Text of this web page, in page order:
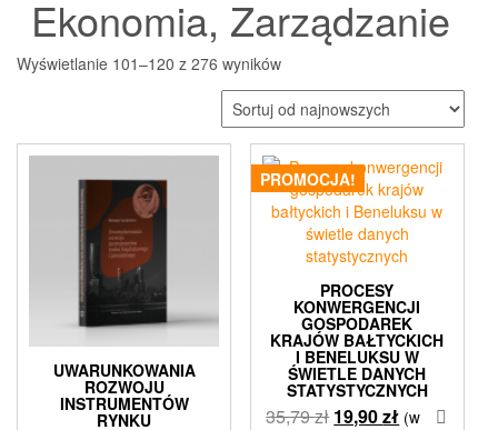
Ekonomia, Zarządzanie
Wyświetlanie 101–120 z 276 wynikówPosortowane
według
najnowszych
UWARUNKOWANIA
ROZWOJU
INSTRUMENTÓW
RYNKU
PROMOCJA!
PROCESY
KONWERGENCJI
GOSPODAREK
KRAJÓW BAŁTYCKICH
I BENELUKSU W
ŚWIETLE DANYCH
STATYSTYCZNYCH
35,79zł Pierwotna
19,90złAktualna
(w